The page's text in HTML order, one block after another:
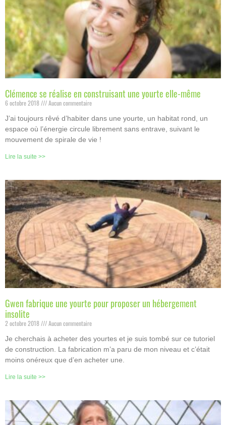
Clémence se réalise en construisant une yourte elle-même
6 octobre 2018 Aucun commentaire
J’ai toujours rêvé d’habiter dans une yourte, un habitat rond, un
espace où l’énergie circule librement sans entrave, suivant le
mouvement de spirale de vie !
Lire la suite >>
Gwen fabrique une yourte pour proposer un hébergement
insolite
2 octobre 2018 Aucun commentaire
Je cherchais à acheter des yourtes et je suis tombé sur ce tutoriel
de construction. La fabrication m’a paru de mon niveau et c’était
moins onéreux que d’en acheter une.
Lire la suite >>